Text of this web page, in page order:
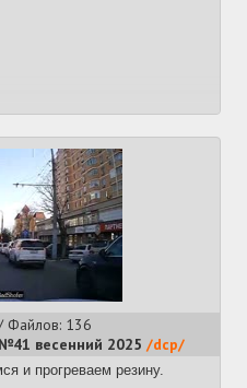
Файлов: 136
весенний 2025 /dcp/
и прогреваем резину.